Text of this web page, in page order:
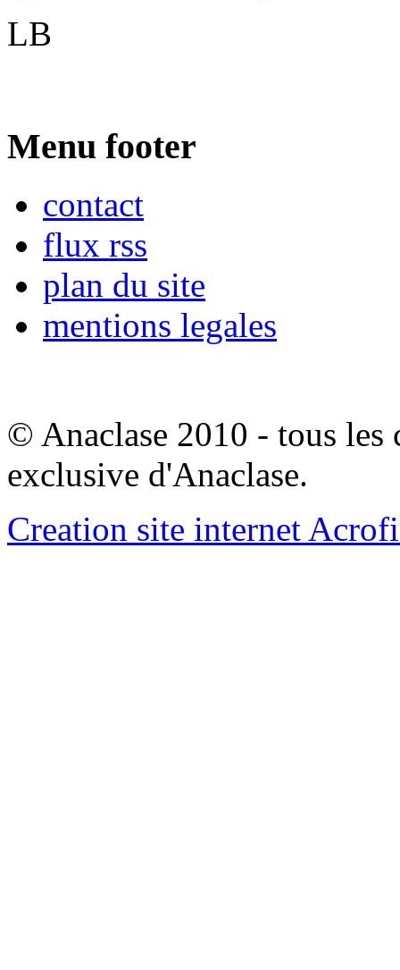
LB
Menu footer
contact
flux rss
plan du site
mentions legales
© Anaclase 2010 - tous les
exclusive d'Anaclase.
Creation site internet